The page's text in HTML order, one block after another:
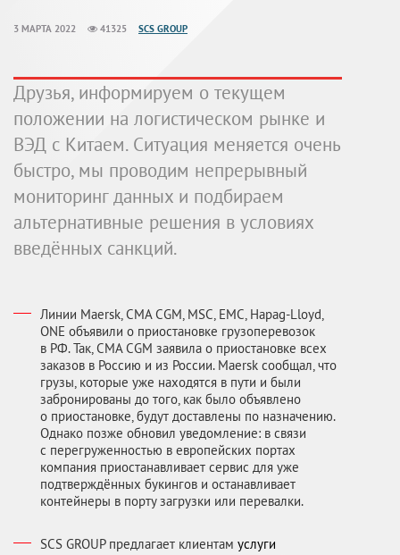
3 МАРТА 2022 41325 SCS GROUP
Друзья, информируем о текущем
положении на логистическом рынке и
ВЭД с Китаем. Ситуация меняется очень
быстро, мы проводим непрерывный
мониторинг данных и подбираем
альтернативные решения в условиях
введённых санкций.
Линии Maersk, CMA CGM, MSC, EMC, Hapag-Lloyd,
ONE объявили о приостановке грузоперевозок
в РФ. Так, CMA CGM заявила о приостановке всех
заказов в Россию и из России. Maersk сообщал, что
грузы, которые уже находятся в пути и были
забронированы до того, как было объявлено
о приостановке, будут доставлены по назначению.
Однако позже обновил уведомление: в связи
с перегруженностью в европейских портах
компания приостанавливает сервис для уже
подтверждённых букингов и останавливает
контейнеры в порту загрузки или перевалки.
SCS GROUP предлагает клиентам услуги